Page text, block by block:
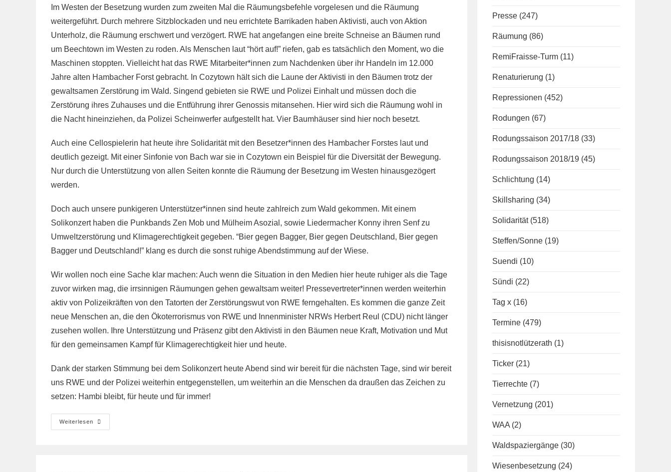
Im Westen der Besetzung wurden zum zweiten Mal die Räumungsbefehle vorgelesen und die Räumung
weitergeführt. Durch mehrere Sitzblockaden und neu errichtete Barrikaden haben Aktivisti, auch von Aktion
Unterholz, die Räumung erschwert und verzögert. RWE hat angefangen eine breite Schneise an Bäumen rund
um Beechtown im Westen zu roden. Als Menschen laut “hört auf!” riefen, gab es tatsächlich den Moment, wo die
Maschinen stoppten. Vielleicht hat das RWE Mitarbeiter*innen zum Nachdenken über ihr Handeln im 12.000
Jahre alten Hambacher Forst gebracht. In Cozytown hält sich die Laune der Aktivisti in den Bäumen trotz der
gewaltsamen Zerstörung im Wald. Singend gebieten sie RWE und Polizei Einhalt und müssen doch die
Zerstörung ihres Zuhauses und die Entführung ihrer Genossis mitansehen. Hier wird sich die Räumung wohl in
die Nacht hineinziehen, da Polizei Scheinwerfer aufgestellt hat. Vier Baumhäuser sind hier noch besetzt.
Auch eine Cellospielerin hat heute ihre Solidarität mit den Besetzer*innen des Hambacher Forstes laut und
deutlich gezeigt. Mit einer Sinfonie von Bach war sie in Cozytown ein Beispiel für die Diversität der Bewegung.
Nur durch die Unterstützung von allen Seiten konnte die Räumung der Besetzung im Westen hinausgezögert
werden.
Doch auch unsere punkigeren Unterstützer*innen sind heute zahlreich zum Wald gekommen. Mit einem
Solikonzert haben die Punkbands Zen Mob und Mülheim Asozial, sowie Liedermacher Konny ihren Senf zu
Umweltzerstörung und Klimagerechtigkeit gegeben. “Bier gegen Bagger, Bier gegen Deutschland, Bier gegen
Bagger und Deutschland!” klang es durch die sonst ruhige Abendstimmung auf der Wiese.
Wir wollen noch eine Sache klar machen: Auch wenn die Situation in den Medien hier heute ruhiger als die Tage
zuvor wirken mag, die irrsinnigen Räumungen gehen gewaltsam weiter! Pressevertreter*innen werden weiterhin
aktiv von Polizeikräften von den Tatorten der Zerstörungswut von RWE ferngehalten. Es kommen die ganze Zeit
neue Menschen an, die den Ökoterrorismus von RWE und Innenminister NRWs Herbert Reul (CDU) nicht länger
zusehen wollen. Ihre Unterstützung und Präsenz gibt den Aktivisti in den Bäumen neue Kraft, Motivation und Mut
für den gemeinsamen Kampf für Klimagerechtigkeit hier und heute.
Dank der starken Stimmung bei dem Solikonzert heute Abend sind wir bereit für die nächsten Tage, sind wir bereit
uns RWE und der Polizei weiterhin entgegenstellen, um weiterhin an die Menschen da draußen das Zeichen zu
setzen: Hambi bleibt, für heute und für immer!
Weiterlesen
PRESSEMITTEILUNG
17.09.18
Presse (247)
Räumung (86)
RemiFraisse-Turm (11)
Renaturierung (1)
Repressionen (452)
Rodungen (67)
Rodungssaison 2017/18 (33)
Rodungssaison 2018/19 (45)
Schlichtung (14)
Skillsharing (34)
Solidarität (518)
Steffen/Sonne (19)
Suendi (10)
Sündi (22)
Tag x (16)
Termine (479)
thisisnotlützerath (1)
Ticker (21)
Tierrechte (7)
Vernetzung (201)
WAA (2)
Waldspaziergänge (30)
Wiesenbesetzung (24)